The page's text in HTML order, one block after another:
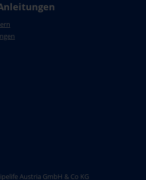
Austria GmbH & Co KG